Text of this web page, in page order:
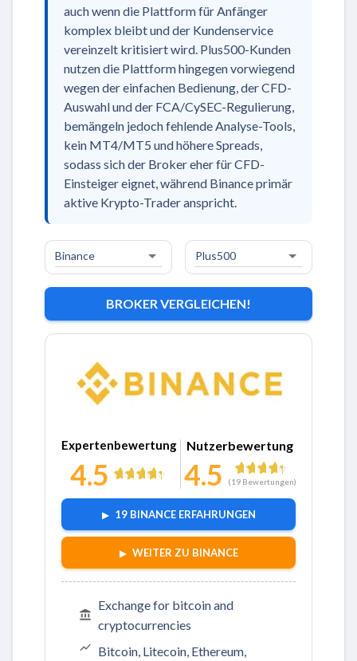
auch wenn die Plattform für Anfänger
komplex bleibt und der Kundenservice
vereinzelt kritisiert wird. Plus500-Kunden
nutzen die Plattform hingegen vorwiegend
wegen der einfachen Bedienung, der CFD-
Auswahl und der FCA/CySEC-Regulierung,
bemängeln jedoch fehlende Analyse-Tools,
kein MT4/MT5 und höhere Spreads,
sodass sich der Broker eher für CFD-
Einsteiger eignet, während Binance primär
aktive Krypto-Trader anspricht.
BROKER VERGLEICHEN!
Expertenbewertung
4.5
Nutzerbewertung
4.5 (19Bewertungen)
19 BINANCE ERFAHRUNGEN
WEITER ZU BINANCE
Exchange for bitcoin and
cryptocurrencies
Bitcoin, Litecoin, Ethereum,